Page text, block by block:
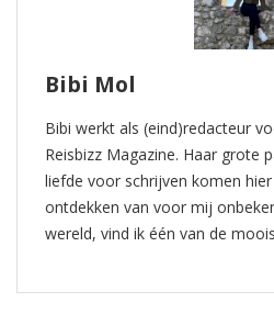
Bibi Mol
Bibi werkt als (eind)redacteur
Reisbizz Magazine. Haar grote
liefde voor schrijven komen
ontdekken van voor mij
wereld, vind ik één van de